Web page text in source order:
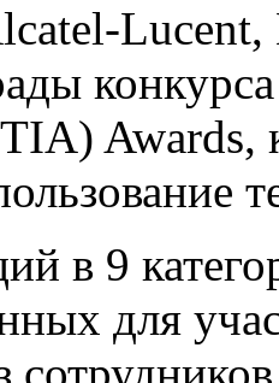
Awards,
в 9
для